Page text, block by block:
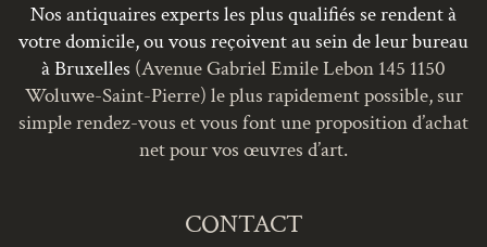
Nos antiquaires experts les plus qualifiés se rendent à
votre domicile, ou vous reçoivent au sein de leur bureau
à Bruxelles (Avenue Gabriel Emile Lebon 145 1150
Woluwe-Saint-Pierre) le plus rapidement possible, sur
simple rendez-vous et vous font une proposition d’achat
net pour vos œuvres d’art.
CONTACT